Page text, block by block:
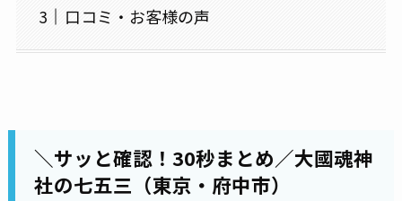
口コミ・お客様の声
＼サッと確認！30秒まとめ／大國魂神
社の七五三（東京・府中市）